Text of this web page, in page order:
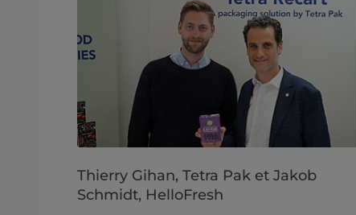
Thierry Gihan, Tetra Pak et Jakob
Schmidt, HelloFresh